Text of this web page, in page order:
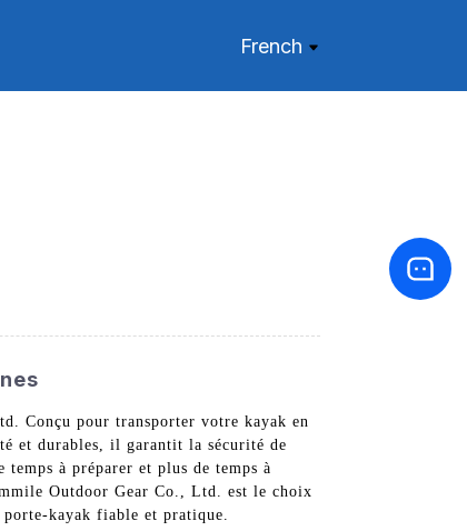
French
Conçu pour transporter votre kayak en
et durables, il garantit la sécurité de
à préparer et plus de temps à
Outdoor Gear Co., Ltd. est le choix
kayak fiable et pratique.